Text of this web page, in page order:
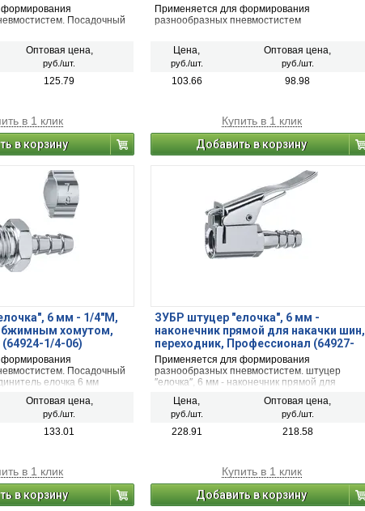
Посадочный
Оптовая цена,
руб./шт.
125.79
в 1 клик
в корзину
Применяется для формирования
разнообразных пневмостистем
Цена,
руб./шт.
Оптовая цена,
руб./шт.
103.66 98.98
Купить в 1 клик
Добавить в корзину
6 мм - 1/4″M,
хомутом,
1/4-06)
Посадочный
елочка 6 мм
Оптовая цена,
руб./шт.
133.01
в 1 клик
в корзину
ЗУБР штуцер ″елочка″, 6 мм -
наконечник прямой для накачки шин,
переходник, Профессионал (64927-
06)
Применяется для формирования
разнообразных пневмостистем. штуцер
″елочка″, 6 мм - наконечник прямой для
Цена,
руб./шт.
Оптовая цена,
руб./шт.
228.91 218.58
Купить в 1 клик
Добавить в корзину